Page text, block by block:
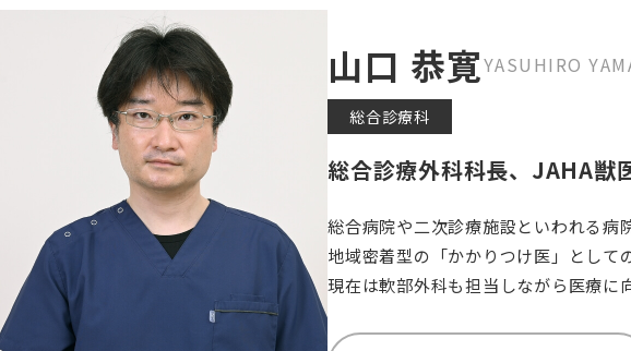
山口 恭寛YASUHIRO
総合診療科
総合診療外科科長、JAHA獣
総合病院や二次診療施設といわれる病
地域密着型の「かかりつけ医」として
現在は軟部外科も担当しながら医療に